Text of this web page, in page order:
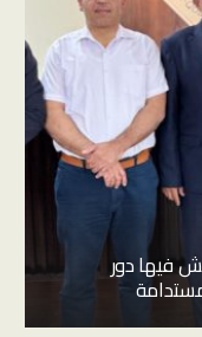
فيها دور